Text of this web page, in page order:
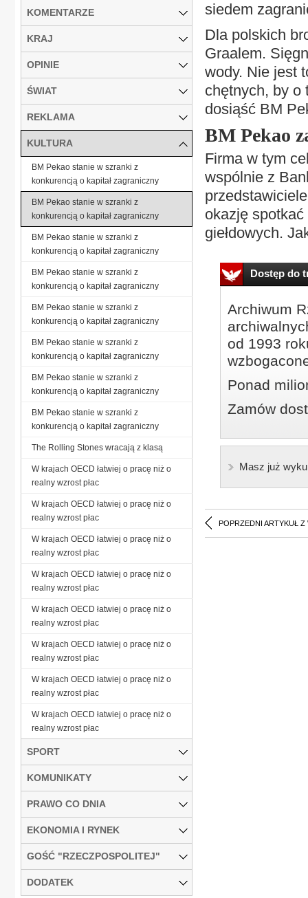
siedem
Dla polskich
Graalem.
wody. Nie jest
chętnych, by o
dosiąść BM
BM Pekao
Firma w tym
wspólnie z
okazję
giełdowych.
Dostęp do
Archiwum
od 1993
Ponad
Zamów
Masz już
POPRZEDNI ARTYKUŁ Z
KOMENTARZE
KRAJ
OPINIE
ŚWIAT
REKLAMA
KULTURA
BM Pekao stanie w szranki z
konkurencją o kapitał zagraniczny
BM Pekao stanie w szranki z
konkurencją o kapitał zagraniczny
BM Pekao stanie w szranki z
konkurencją o kapitał zagraniczny
BM Pekao stanie w szranki z
konkurencją o kapitał zagraniczny
BM Pekao stanie w szranki z
konkurencją o kapitał zagraniczny
BM Pekao stanie w szranki z
konkurencją o kapitał zagraniczny
BM Pekao stanie w szranki z
konkurencją o kapitał zagraniczny
BM Pekao stanie w szranki z
konkurencją o kapitał zagraniczny
The Rolling Stones wracają z klasą
W krajach OECD łatwiej o pracę niż o
realny wzrost płac
W krajach OECD łatwiej o pracę niż o
realny wzrost płac
W krajach OECD łatwiej o pracę niż o
realny wzrost płac
W krajach OECD łatwiej o pracę niż o
realny wzrost płac
W krajach OECD łatwiej o pracę niż o
realny wzrost płac
W krajach OECD łatwiej o pracę niż o
realny wzrost płac
W krajach OECD łatwiej o pracę niż o
realny wzrost płac
W krajach OECD łatwiej o pracę niż o
realny wzrost płac
SPORT
KOMUNIKATY
PRAWO CO DNIA
EKONOMIA I RYNEK
GOŚĆ "RZECZPOSPOLITEJ"
DODATEK